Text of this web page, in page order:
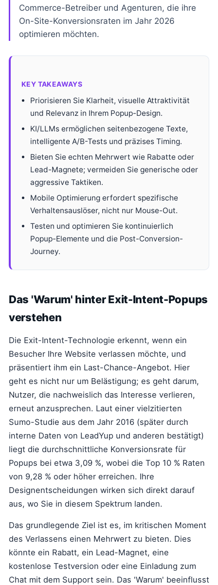
Commerce-Betreiber und Agenturen, die ihre
On-Site-Konversionsraten im Jahr 2026
optimieren möchten.
KEY TAKEAWAYS
Priorisieren Sie Klarheit, visuelle Attraktivität
und Relevanz in Ihrem Popup-Design.
KI/LLMs ermöglichen seitenbezogene Texte,
intelligente A/B-Tests und präzises Timing.
Bieten Sie echten Mehrwert wie Rabatte oder
Lead-Magnete; vermeiden Sie generische oder
aggressive Taktiken.
Mobile Optimierung erfordert spezifische
Verhaltensauslöser, nicht nur Mouse-Out.
Testen und optimieren Sie kontinuierlich
Popup-Elemente und die Post-Conversion-
Journey.
Das 'Warum' hinter Exit-Intent-Popups
verstehen
Die Exit-Intent-Technologie erkennt, wenn ein
Besucher Ihre Website verlassen möchte, und
präsentiert ihm ein Last-Chance-Angebot. Hier
geht es nicht nur um Belästigung; es geht darum,
Nutzer, die nachweislich das Interesse verlieren,
erneut anzusprechen. Laut einer vielzitierten
Sumo-Studie aus dem Jahr 2016 (später durch
interne Daten von LeadYup und anderen bestätigt)
liegt die durchschnittliche Konversionsrate für
Popups bei etwa 3,09 %, wobei die Top 10 % Raten
von 9,28 % oder höher erreichen. Ihre
Designentscheidungen wirken sich direkt darauf
aus, wo Sie in diesem Spektrum landen.
Das grundlegende Ziel ist es, im kritischen Moment
des Verlassens einen Mehrwert zu bieten. Dies
könnte ein Rabatt, ein Lead-Magnet, eine
kostenlose Testversion oder eine Einladung zum
Chat mit dem Support sein. Das 'Warum' beeinflusst